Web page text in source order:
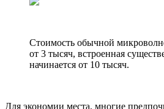
Стоимость обычной
от 3 тысяч, встроенная
начинается от 10 тысяч.
Для экономии места, многие